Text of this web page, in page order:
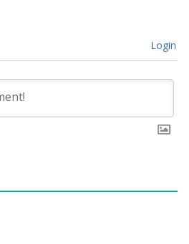
Login